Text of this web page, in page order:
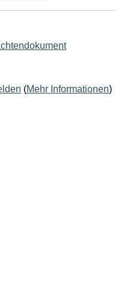
(Mehr Informationen)